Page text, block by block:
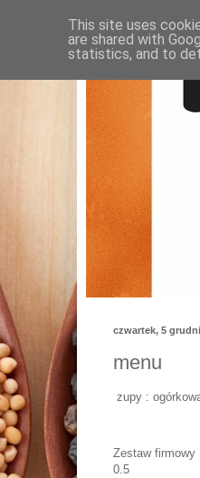
czwartek, 5
menu
zupy :
Zestaw firmowy
0.5
This site uses
are shared with
statistics, and to